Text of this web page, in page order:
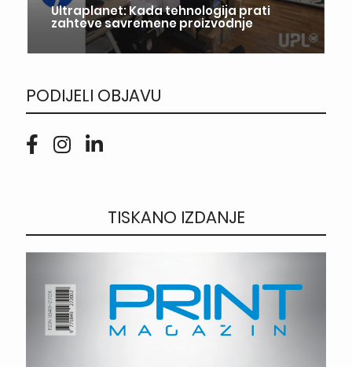
Ultraplanet: Kada tehnologija prati
zahteve savremene proizvodnje
PODIJELI OBJAVU
TISKANO IZDANJE